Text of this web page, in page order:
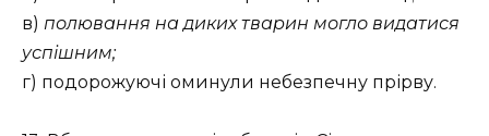
в) полювання на диких тварин могло видатися
успішним;
г) подорожуючі оминули небезпечну прірву.